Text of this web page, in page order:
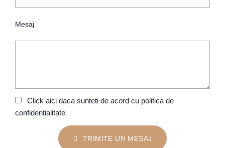
Mesaj
Click aici daca sunteti de acord cu politica de
confidentialitate
TRIMITE UN MESAJ